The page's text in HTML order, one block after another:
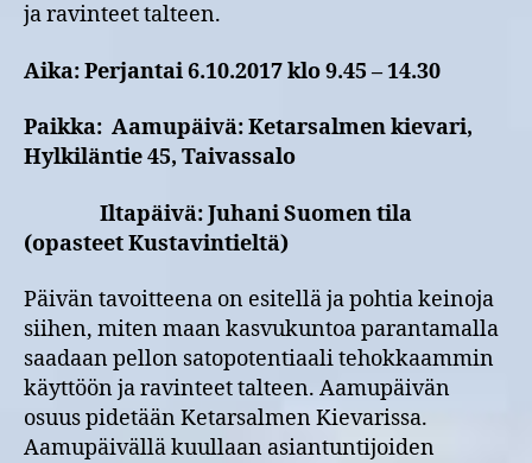
ja ravinteet talteen.
Aika: Perjantai 6.10.2017 klo 9.45 – 14.30
Paikka: Aamupäivä: Ketarsalmen kievari,
Hylkiläntie 45, Taivassalo
Iltapäivä: Juhani Suomen tila
(opasteet Kustavintieltä)
Päivän tavoitteena on esitellä ja pohtia keinoja
siihen, miten maan kasvukuntoa parantamalla
saadaan pellon satopotentiaali tehokkaammin
käyttöön ja ravinteet talteen. Aamupäivän
osuus pidetään Ketarsalmen Kievarissa.
Aamupäivällä kuullaan asiantuntijoiden